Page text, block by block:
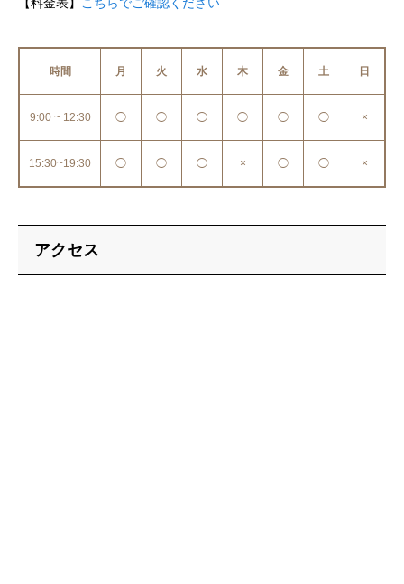
時間 月 火 水 木 金 土 日
9:00 ~ 12:30 ◯ ◯ ◯ ◯ ◯ ◯ ×
15:30~19:30 ◯ ◯ ◯ × ◯ ◯ ×
アクセス